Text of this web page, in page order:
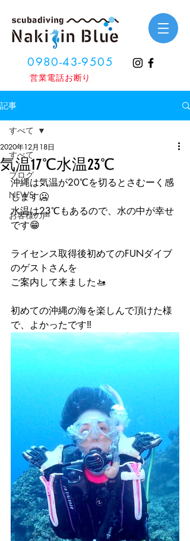
0980-43-9505
​営業電話お断り
記事
すべて
ブログ
NEWS
お客様の声
すべて
気温17℃水温23℃
2020年12月18日
沖縄は気温が20℃を切るとさむーく感
じます🥶
水温は23℃もあるので、水の中が幸せ
です😁
ライセンス取得後初めてのFUNダイブ
のゲストさんを
ご案内して来ました🚤
初めての沖縄の海を楽しんで頂けた様
で、よかったです‼️